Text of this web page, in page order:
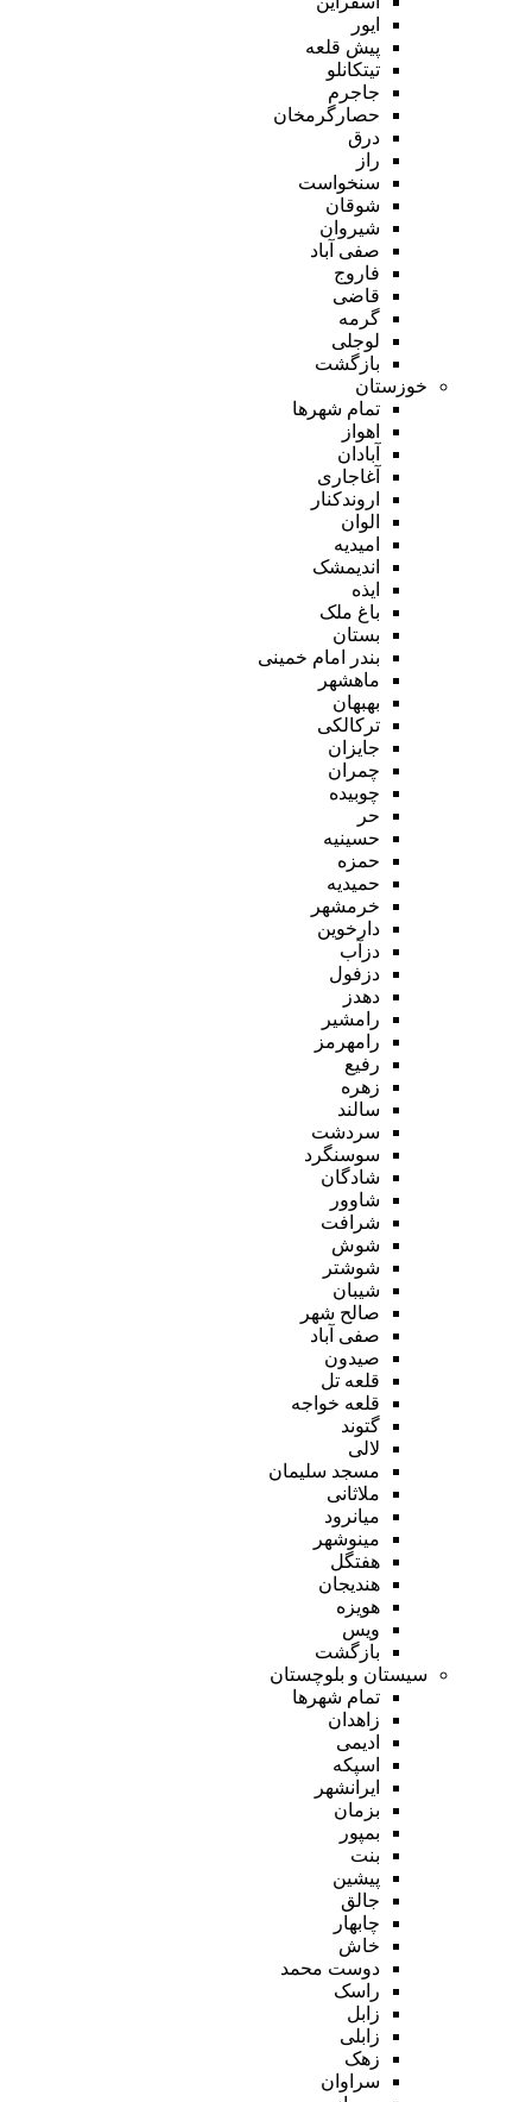
ایور
پیش قلعه
تیتکانلو
جاجرم
حصارگرمخان
درق
راز
سنخواست
شوقان
شیروان
صفی آباد
فاروج
قاضی
گرمه
لوجلی
بازگشت
خوزستان
تمام شهر‌ها
اهواز
آبادان
آغاجاری
اروندکنار
الوان
امیدیه
اندیمشک
ایذه
باغ ملک
بستان
بندر امام خمینی
ماهشهر
بهبهان
ترکالکی
جایزان
چمران
چوبیده
حر
حسینیه
حمزه
حمیدیه
خرمشهر
دارخوین
دزآب
دزفول
دهدز
رامشیر
رامهرمز
رفیع
زهره
سالند
سردشت
سوسنگرد
شادگان
شاوور
شرافت
شوش
شوشتر
شیبان
صالح شهر
صفی آباد
صیدون
قلعه تل
قلعه خواجه
گتوند
لالی
مسجد سلیمان
ملاثانی
میانرود
مینوشهر
هفتگل
هندیجان
هویزه
ویس
بازگشت
سیستان و بلوچستان
تمام شهر‌ها
زاهدان
ادیمی
اسپکه
ایرانشهر
بزمان
بمپور
بنت
پیشین
جالق
چابهار
خاش
دوست محمد
راسک
زابل
زابلی
زهک
سراوان